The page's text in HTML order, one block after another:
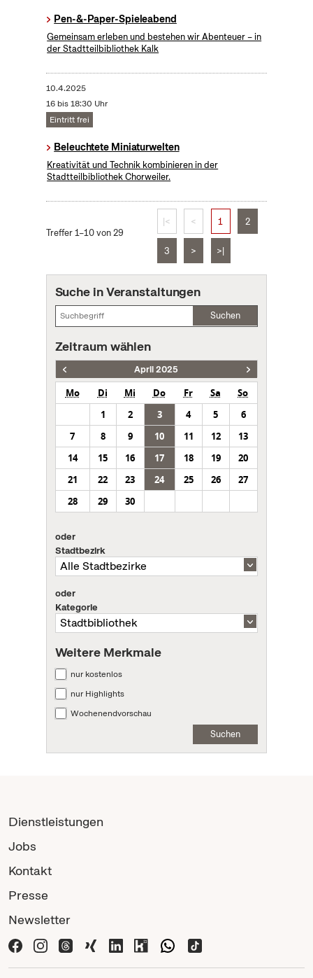
Pen-&-Paper-Spieleabend
Gemeinsam erleben und bestehen wir Abenteuer – in
der Stadtteilbibliothek Kalk
10.4.2025
16 bis 18:30 Uhr
Eintritt frei
Beleuchtete Miniaturwelten
Kreativität und Technik kombinieren in der
Stadtteilbibliothek Chorweiler.
Treffer 1–10 von 29
|< < 1 2
3 > >|
Suche in Veranstaltungen
Suchen
Zeitraum wählen
April 2025
Mo Di Mi Do Fr Sa
So
1
2 3 4 5
6
7
8 9 10 11 12
13
14
15 16 17 18 19
20
21
22 23 24 25 26
27
28
29 30
oder
Stadtbezirk
oder
Kategorie
Weitere Merkmale
nur kostenlos
nur Highlights
Wochenendvorschau
Suchen
Dienstleistungen
Jobs
Kontakt
Presse
Newsletter